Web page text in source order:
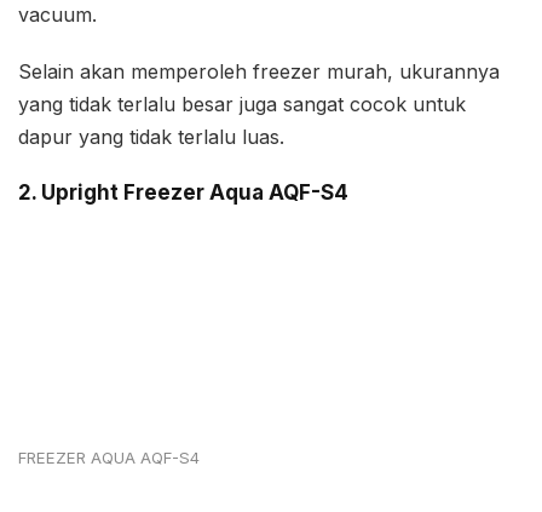
vacuum.
Selain akan memperoleh freezer murah, ukurannya
yang tidak terlalu besar juga sangat cocok untuk
dapur yang tidak terlalu luas.
2. Upright Freezer Aqua AQF-S4
FREEZER AQUA AQF-S4